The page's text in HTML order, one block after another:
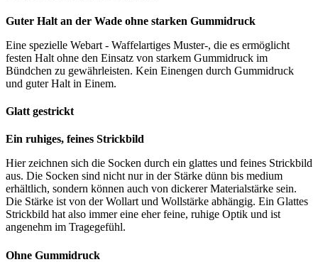
Guter Halt an der Wade ohne starken Gummidruck
Eine spezielle Webart - Waffelartiges Muster-, die es ermöglicht
festen Halt ohne den Einsatz von starkem Gummidruck im
Bündchen zu gewährleisten. Kein Einengen durch Gummidruck
und guter Halt in Einem.
Glatt gestrickt
Ein ruhiges, feines Strickbild
Hier zeichnen sich die Socken durch ein glattes und feines Strickbild
aus. Die Socken sind nicht nur in der Stärke dünn bis medium
erhältlich, sondern können auch von dickerer Materialstärke sein.
Die Stärke ist von der Wollart und Wollstärke abhängig. Ein Glattes
Strickbild hat also immer eine eher feine, ruhige Optik und ist
angenehm im Tragegefühl.
Ohne Gummidruck